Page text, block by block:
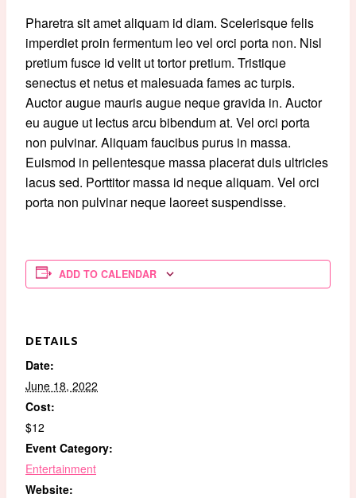
Pharetra sit amet aliquam id diam. Scelerisque felis
imperdiet proin fermentum leo vel orci porta non. Nisl
pretium fusce id velit ut tortor pretium. Tristique
senectus et netus et malesuada fames ac turpis.
Auctor augue mauris augue neque gravida in. Auctor
eu augue ut lectus arcu bibendum at. Vel orci porta
non pulvinar. Aliquam faucibus purus in massa.
Euismod in pellentesque massa placerat duis ultricies
lacus sed. Porttitor massa id neque aliquam. Vel orci
porta non pulvinar neque laoreet suspendisse.
ADD TO CALENDAR
DETAILS
Date:
June 18, 2022
Cost:
$12
Event Category:
Entertainment
Website: